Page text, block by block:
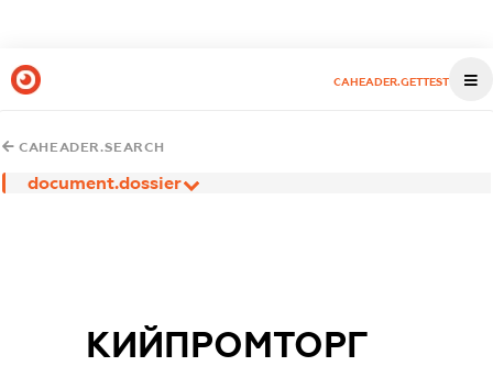
CAHEADER.GETTEST
CAHEADER.SEARCH
document.dossier
КИЙПРОМТОРГ